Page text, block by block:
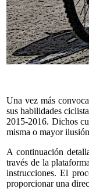
Una vez más
sus habilidades
2015-2016. Dichos
misma o mayor
A continuación
través de la
instrucciones. El
proporcionar una